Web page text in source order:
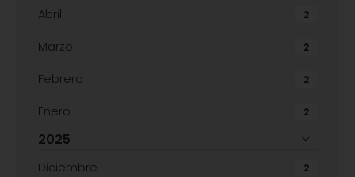
Abril 2
Marzo 2
Febrero 2
Enero 2
2025
Diciembre 2